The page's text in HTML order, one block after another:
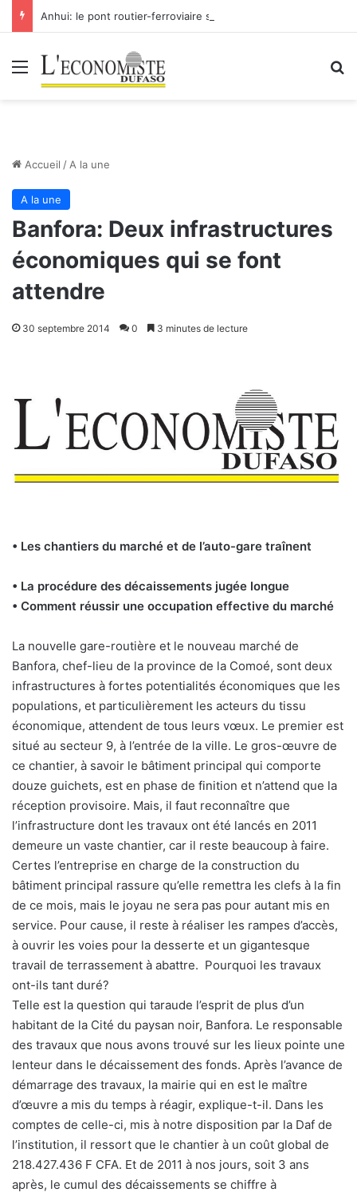
Menu
Accueil / A la une
A la une
Banfora: Deux infrastructures
économiques qui se font
attendre
30 septembre 2014 0 3 minutes de lecture
• Les chantiers du marché et de l’auto-gare traînent
• La procédure des décaissements jugée longue
• Comment réussir une occupation effective du marché
La nouvelle gare-routière et le nouveau marché de
Banfora, chef-lieu de la province de la Comoé, sont deux
infrastructures à fortes potentialités économiques que les
populations, et particulièrement les acteurs du tissu
économique, attendent de tous leurs vœux. Le premier est
situé au secteur 9, à l’entrée de la ville. Le gros-œuvre de
ce chantier, à savoir le bâtiment principal qui comporte
douze guichets, est en phase de finition et n’attend que la
réception provisoire. Mais, il faut reconnaître que
l’infrastructure dont les travaux ont été lancés en 2011
demeure un vaste chantier, car il reste beaucoup à faire.
Certes l’entreprise en charge de la construction du
bâtiment principal rassure qu’elle remettra les clefs à la fin
de ce mois, mais le joyau ne sera pas pour autant mis en
service. Pour cause, il reste à réaliser les rampes d’accès,
à ouvrir les voies pour la desserte et un gigantesque
travail de terrassement à abattre. Pourquoi les travaux
ont-ils tant duré?
Telle est la question qui taraude l’esprit de plus d’un
habitant de la Cité du paysan noir, Banfora. Le responsable
des travaux que nous avons trouvé sur les lieux pointe une
lenteur dans le décaissement des fonds. Après l’avance de
démarrage des travaux, la mairie qui en est le maître
d’œuvre a mis du temps à réagir, explique-t-il. Dans les
comptes de celle-ci, mis à notre disposition par la Daf de
l’institution, il ressort que le chantier à un coût global de
218.427.436 F CFA. Et de 2011 à nos jours, soit 3 ans
après, le cumul des décaissements se chiffre à